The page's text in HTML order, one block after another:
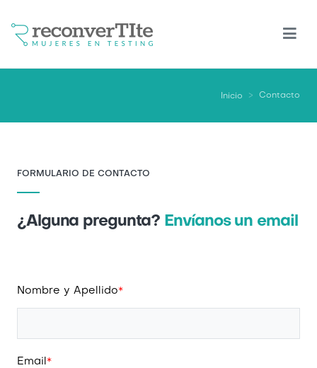
Inicio Contacto
FORMULARIO DE CONTACTO
¿Alguna pregunta? Envíanos un email
Nombre y Apellido*
Email *